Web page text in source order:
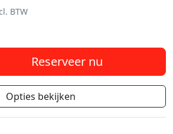
BTW
Reserveer nu
Opties bekijken